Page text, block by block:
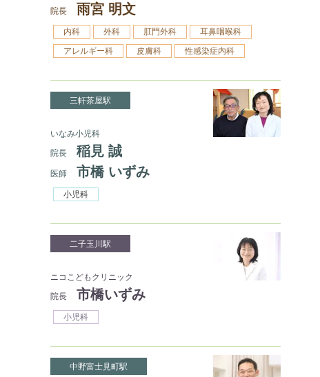
院長
雨宮 明文
内科 外科 肛門外科
耳鼻咽喉科
アレルギー科
皮膚科 性感染症内科
三軒茶屋駅
いなみ小児科
院長
稲見 誠
医師 市橋 いずみ
小児科
二子玉川駅
ニコこどもクリニック
院長
市橋いずみ
小児科
中野富士見町駅